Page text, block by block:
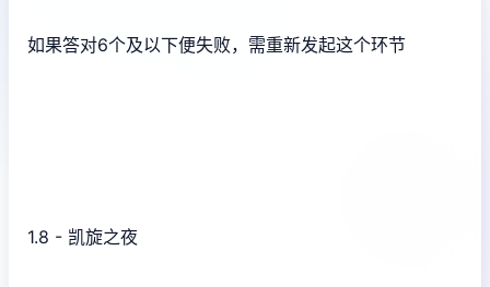
如果答对6个及以下便失败，需重新发起这个环节
1.8 - 凯旋之夜